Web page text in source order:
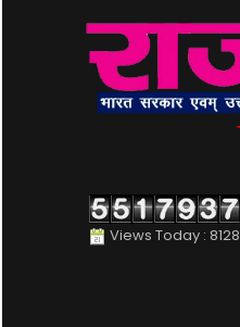
Views Today : 8128